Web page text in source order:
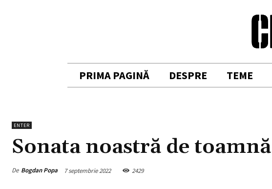
PRIMA PAGINĂ DESPRE TEME
ENTER
Sonata noastră de toamnă
De Bogdan Popa 7 septembrie 2022 2429